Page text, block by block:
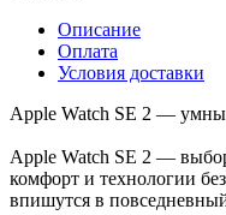
Описание
Оплата
Условия доставки
Apple Watch SE 2 —
Apple Watch SE 2 —
комфорт и технологии
впишутся в